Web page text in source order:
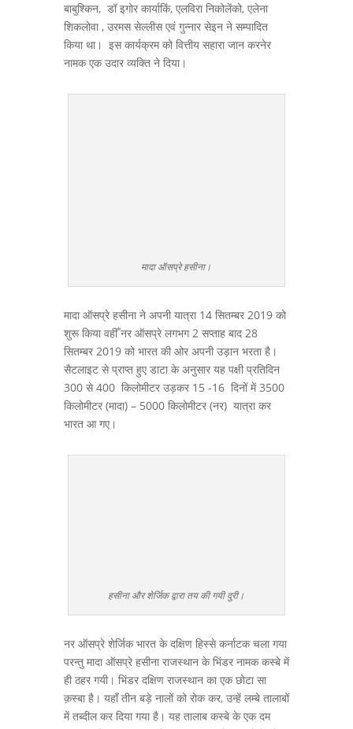
बाबुश्किन, डॉ इगोर कार्याकिं, एलविरा निकोलेंको, एलेना
शिकलोवा , उरमस सेल्लीस एवं गुन्नार सेइन ने सम्पादित
किया था। इस कार्यक्रम को वित्तीय सहारा जान करनेर
नामक एक उदार व्यक्ति ने दिया।
मादा ऑसप्रे हसीना।
मादा ऑसप्रे हसीना ने अपनी यात्रा 14 सितम्बर 2019 को
शुरू किया वहीँ नर ऑसप्रे लगभग 2 सप्ताह बाद 28
सितम्बर 2019 को भारत की ओर अपनी उड़ान भरता है।
सैटलाइट से प्राप्त हुए डाटा के अनुसार यह पक्षी प्रतिदिन
300 से 400 किलोमीटर उड़कर 15 -16 दिनों में 3500
किलोमीटर (मादा) – 5000 किलोमीटर (नर) यात्रा कर
भारत आ गए।
हसीना और शेर्जिक द्वारा तय की गयी दुरी।
नर ऑसप्रे शेर्जिक भारत के दक्षिण हिस्से कर्नाटक चला गया
परन्तु मादा ऑसप्रे हसीना राजस्थान के भिंडर नामक कस्बे में
ही ठहर गयी। भिंडर दक्षिण राजस्थान का एक छोटा सा
क़स्बा है। यहाँ तीन बड़े नालों को रोक कर, उन्हें लम्बे तालाबों
में तब्दील कर दिया गया है। यह तालाब कस्बे के एक दम